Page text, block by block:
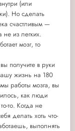
(или
Но сделать
счастливым —
не из легких.
мозг, то
получите в руки
жизнь на 180
работы мозга, вы
как люди
то. Когда не
делать хоть что-
выполнять